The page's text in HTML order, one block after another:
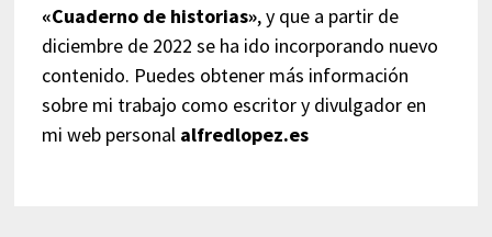
«Cuaderno de historias», y que a partir de
diciembre de 2022 se ha ido incorporando nuevo
contenido. Puedes obtener más información
sobre mi trabajo como escritor y divulgador en
mi web personal alfredlopez.es